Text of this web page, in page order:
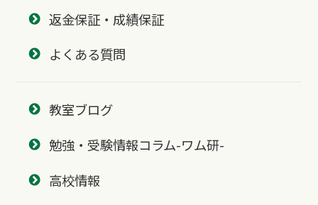
返金保証・成績保証
よくある質問
教室ブログ
勉強・受験情報コラム-ワム研-
高校情報